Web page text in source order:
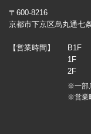
〒600-8216
京都市下京区烏丸通七
【営業時間】 B1F
1F
2F
※一部
※営業